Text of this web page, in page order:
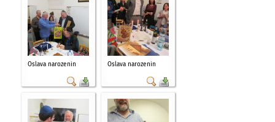
Oslava narozenin Oslava narozenin